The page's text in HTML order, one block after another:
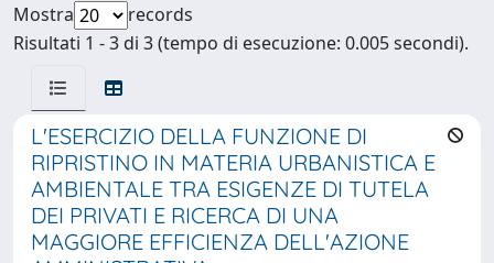
Mostra
records
Risultati 1 - 3 di 3 (tempo di esecuzione: 0.005 secondi).
L'ESERCIZIO DELLA FUNZIONE DI
RIPRISTINO IN MATERIA URBANISTICA E
AMBIENTALE TRA ESIGENZE DI TUTELA
DEI PRIVATI E RICERCA DI UNA
MAGGIORE EFFICIENZA DELL'AZIONE